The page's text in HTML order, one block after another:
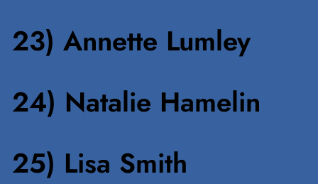
23) Annette Lumley
24) Natalie Hamelin
25) Lisa Smith